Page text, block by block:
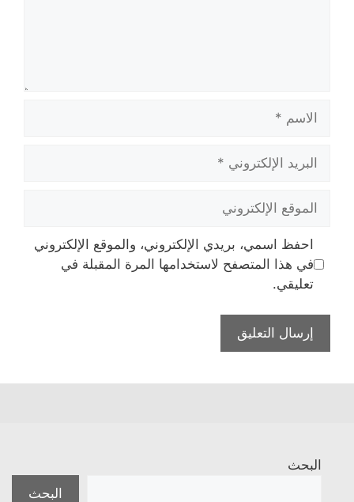
الاسم
البريد
الإلكتروني
الموقع
الإلكتروني
احفظ اسمي، بريدي الإلكتروني، والموقع الإلكتروني
في هذا المتصفح لاستخدامها المرة المقبلة في
تعليقي.
البحث
البحث